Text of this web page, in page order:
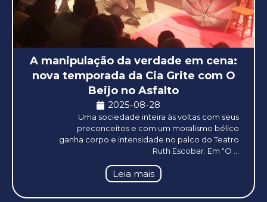
A manipulação da verdade em cena:
nova temporada da Cia Grite com O
Beijo no Asfalto
2025-08-28
Uma sociedade inteira às voltas com seus
preconceitos e com um moralismo bélico
ganha corpo e intensidade no palco do Teatro
Ruth Escobar. Em “O ...
Leia mais